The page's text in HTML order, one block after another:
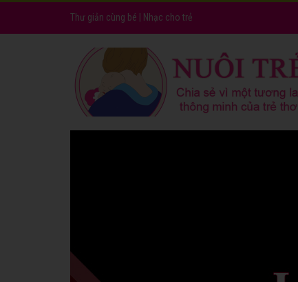
Thư giản cùng bé Nhạc cho trẻ